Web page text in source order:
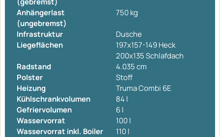
Anhängerlast
(ungebremst)
750 kg
Infrastruktur
Dusche
Liegeflächen
197x157-149 Heck
200x135 Schlafdach
Radstand
4.035 cm
Polster
Stoff
Heizung
Truma Combi 6E
Kühlschrankvolumen
84 l
Gefriervolumen
6 l
Wasservorrat
100 l
Wasservorrat inkl. Boiler
110 l